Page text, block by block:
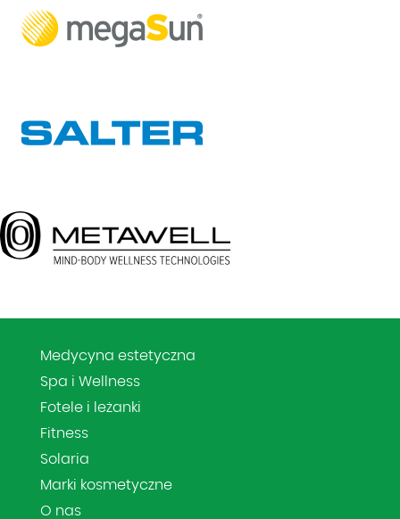
Medycyna estetyczna
Spa i Wellness
Fotele i leżanki
Fitness
Solaria
Marki kosmetyczne
O nas